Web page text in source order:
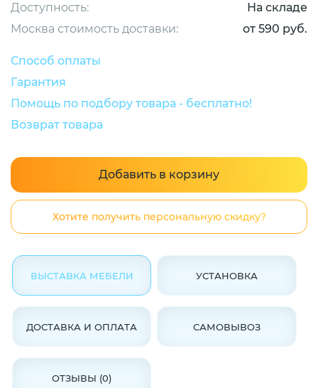
Доступность:
На складе
Москва стоимость доставки:
от 590 руб.
Способ оплаты
Гарантия
Помощь по подбору товара - бесплатно!
Возврат товара
Добавить в корзину
Хотите получить персональную скидку?
ВЫСТАВКА МЕБЕЛИ УСТАНОВКА
ДОСТАВКА И ОПЛАТА САМОВЫВОЗ
ОТЗЫВЫ (0)